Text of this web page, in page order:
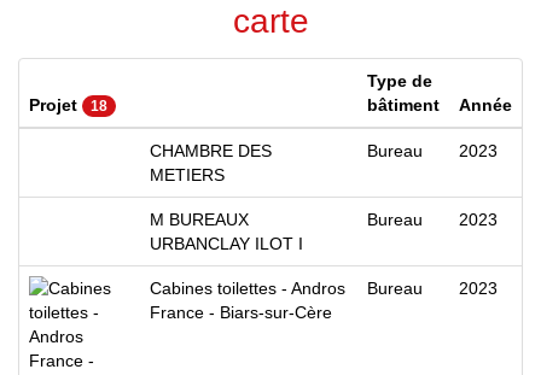
carte
Projet 18
Type de
bâtiment
Année
CHAMBRE DES
METIERS
Bureau 2023
M BUREAUX
URBANCLAY ILOT I
Bureau 2023
Cabines toilettes - Andros
France - Biars-sur-Cère
Bureau 2023